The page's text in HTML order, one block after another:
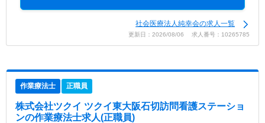
社会医療法人純幸会の求人一覧
更新日：2026/08/06 求人番号：10265785
作業療法士 正職員
株式会社ツクイ ツクイ東大阪石切訪問看護ステーショ
ンの作業療法士求人(正職員)